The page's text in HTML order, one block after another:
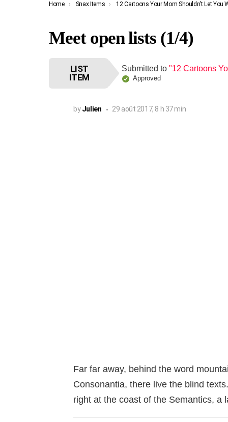
You are here:
Home Snax Items 12 Cartoons Your Mom Shouldn’t Let You
Meet open lists (1/4)
LIST
ITEM
Submitted to"12 Cartoons
Approved
by Julien 29 août 2017, 8 h 37 min
Far far away, behind the word
Consonantia, there live the blind
right at the coast of the Semantics, a